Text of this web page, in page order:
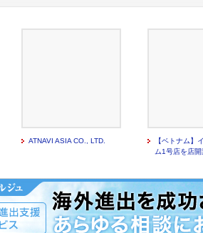
ATNAVI ASIA CO., LTD.
【ベトナム】
ム1号店を店開